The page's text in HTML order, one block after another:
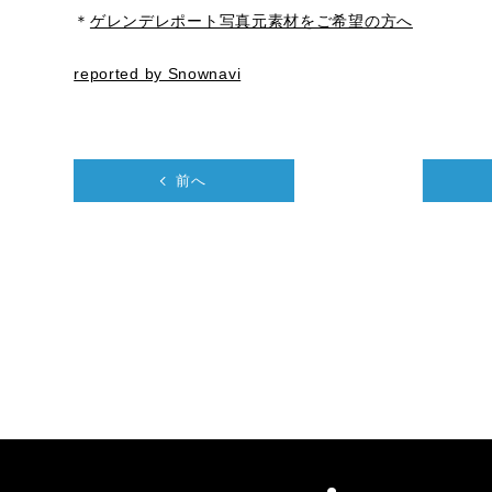
＊ ゲレンデレポート写真元素材をご希望の方へ
reported by Snownavi
前へ